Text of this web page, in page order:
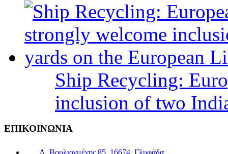
Ship Recycling:
inclusion of two
ΕΠΙΚΟΙΝΩΝΙΑ
Λ. Βουλιαγμένης 85, 16674, Γλυφάδα